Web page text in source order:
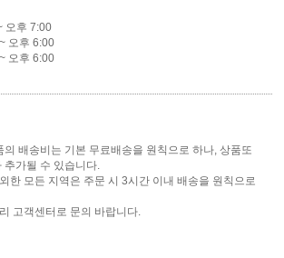
오후 7:00
오후 6:00
오후 6:00
의 배송비는 기본 무료배송을 원칙으로 하나, 상품또
추가될 수 있습니다.
한 모든 지역은 주문 시 3시간 이내 배송을 원칙으로
고객센터로 문의 바랍니다.